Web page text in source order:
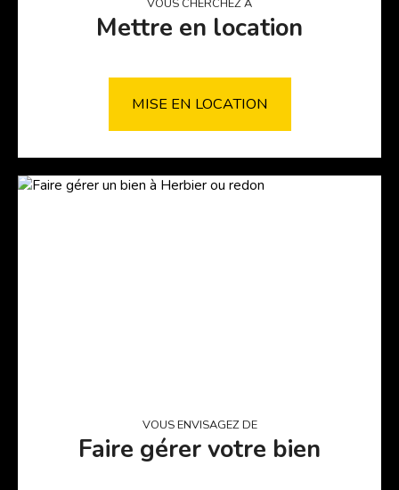
VOUS CHERCHEZ À
Mettre en location
MISE EN LOCATION
VOUS ENVISAGEZ DE
Faire gérer votre bien